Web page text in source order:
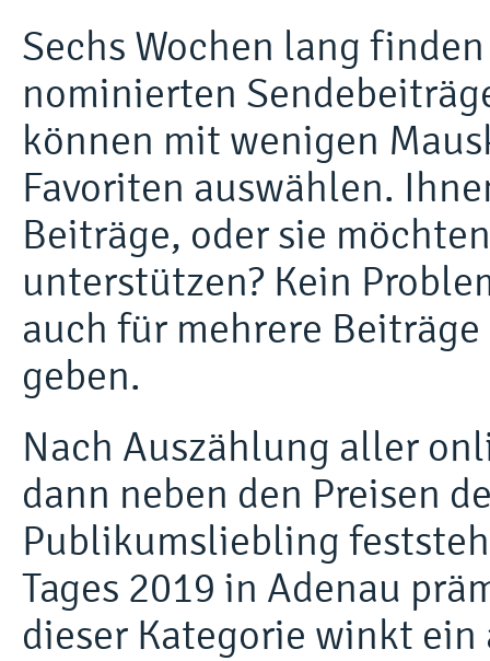
Sechs Wochen lang
nominierten
können mit wenigen
Favoriten auswählen.
Beiträge, oder sie
unterstützen? Kein
auch für mehrere
geben.
Nach Auszählung aller
dann neben den Preisen
Publikumsliebling
Tages 2019 in Adenau
dieser Kategorie winkt